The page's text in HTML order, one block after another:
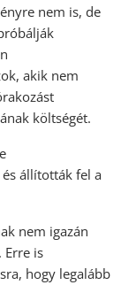
nem is, de
akik nem
költségét.
állították fel a
nem igazán
Erre is
hogy legalább